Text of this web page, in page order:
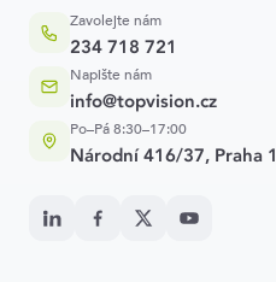
Zavolejte nám
234 718 721
Napište nám
info@topvision.cz
Po–Pá 8:30–17:00
Národní 416/37, Praha 1